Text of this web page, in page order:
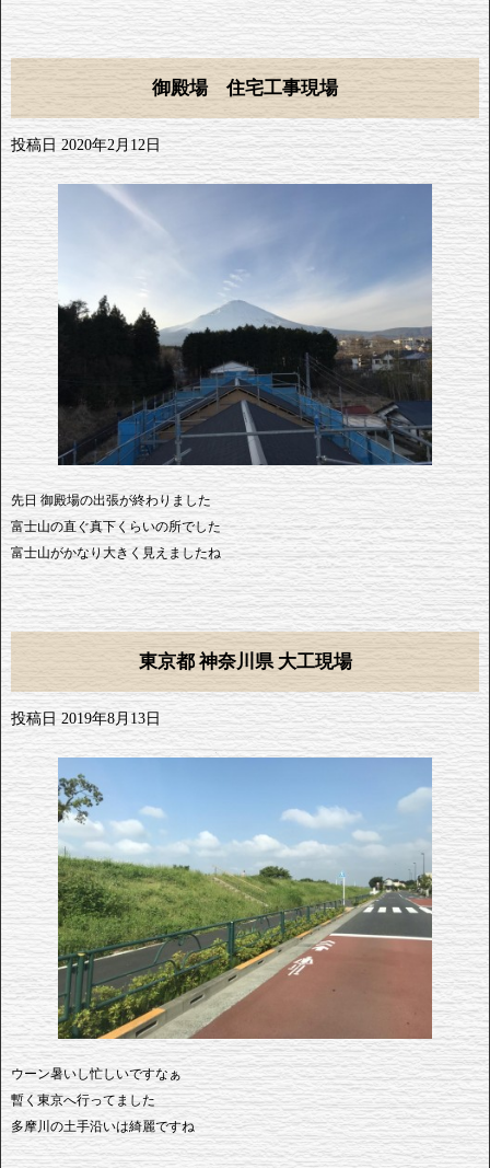
御殿場 住宅工事現場
投稿日 2020年2月12日
先日 御殿場の出張が終わりました
富士山の直ぐ真下くらいの所でした
富士山がかなり大きく見えましたね
東京都 神奈川県 大工現場
投稿日 2019年8月13日
ウーン暑いし忙しいですなぁ
暫く東京へ行ってました
多摩川の土手沿いは綺麗ですね